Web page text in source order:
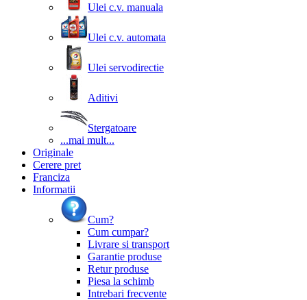
Ulei c.v. manuala
Ulei c.v. automata
Ulei servodirectie
Aditivi
Stergatoare
...mai mult...
Originale
Cerere pret
Franciza
Informatii
Cum?
Cum cumpar?
Livrare si transport
Garantie produse
Retur produse
Piesa la schimb
Intrebari frecvente